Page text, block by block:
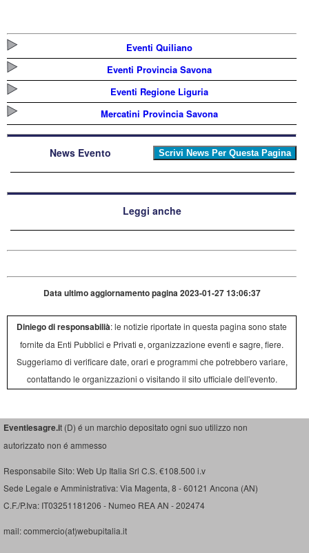
Eventi Quiliano
Eventi Provincia Savona
Eventi Regione Liguria
Mercatini Provincia Savona
News Evento
Leggi anche
Data ultimo aggiornamento pagina 2023-01-27 13:06:37
Diniego di responsabilià: le notizie riportate in questa pagina sono state
fornite da Enti Pubblici e Privati e, organizzazione eventi e sagre, fiere.
Suggeriamo di verificare date, orari e programmi che potrebbero variare,
contattando le organizzazioni o visitando il sito ufficiale dell'evento.
Eventiesagre.it (D) é un marchio depositato ogni suo utilizzo non
autorizzato non é ammesso
Responsabile Sito: Web Up Italia Srl C.S. €108.500 i.v
Sede Legale e Amministrativa: Via Magenta, 8 - 60121 Ancona (AN)
C.F./P.Iva: IT03251181206 - Numeo REA AN - 202474
mail: commercio(at)webupitalia.it